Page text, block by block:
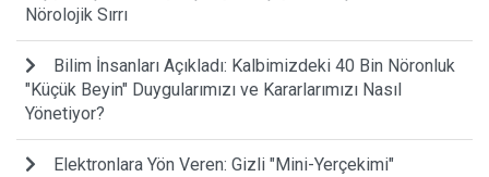
Nörolojik Sırrı
Bilim İnsanları Açıkladı: Kalbimizdeki 40 Bin Nöronluk
"Küçük Beyin" Duygularımızı ve Kararlarımızı Nasıl
Yönetiyor?
Elektronlara Yön Veren: Gizli "Mini-Yerçekimi"